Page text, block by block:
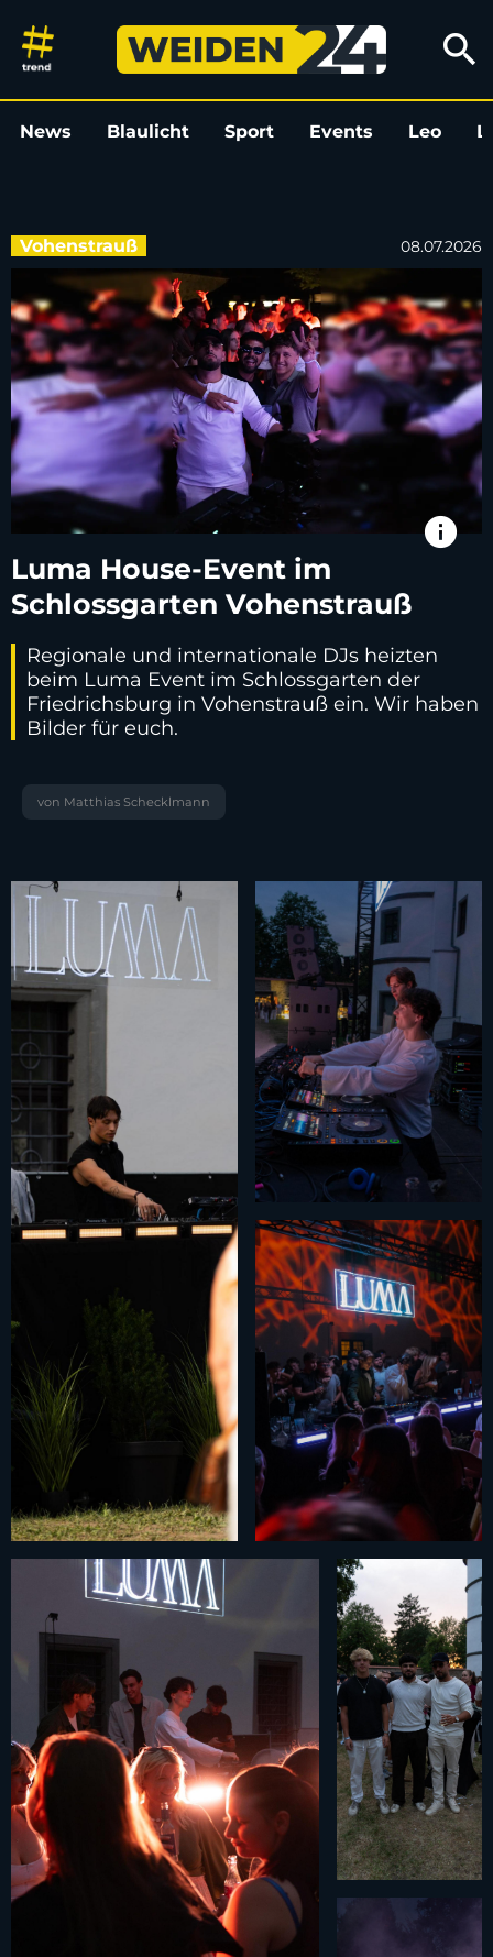
Luma House-Event im
search
News Blaulicht Sport Events Leo
Vohenstrauß 08.07.2026
info
Luma House-Event im
Schlossgarten Vohenstrauß
Regionale und internationale DJs heizten
beim Luma Event im Schlossgarten der
Friedrichsburg in Vohenstrauß ein. Wir haben
Bilder für euch.
von Matthias Schecklmann